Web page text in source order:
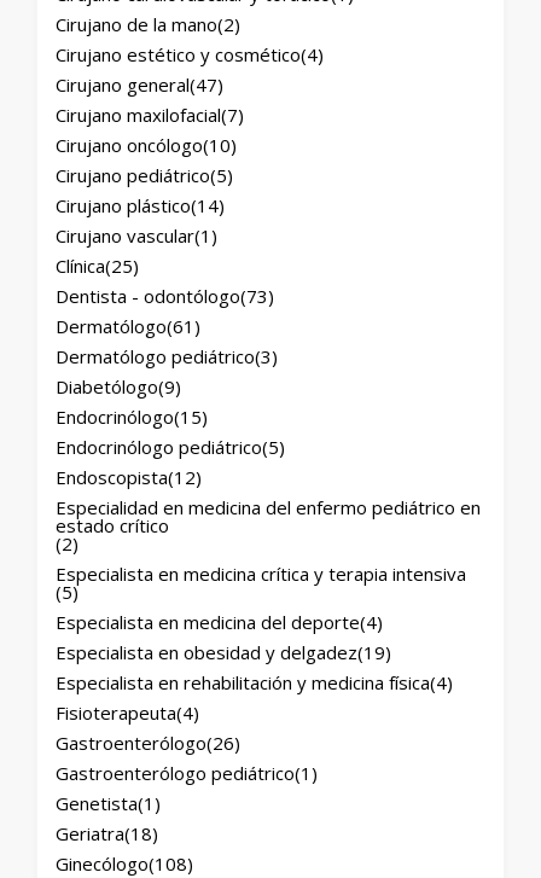
Cirujano de la mano(2)
Cirujano estético y cosmético(4)
Cirujano general(47)
Cirujano maxilofacial(7)
Cirujano oncólogo(10)
Cirujano pediátrico(5)
Cirujano plástico(14)
Cirujano vascular(1)
Clínica(25)
Dentista - odontólogo(73)
Dermatólogo(61)
Dermatólogo pediátrico(3)
Diabetólogo(9)
Endocrinólogo(15)
Endocrinólogo pediátrico(5)
Endoscopista(12)
Especialidad en medicina del enfermo pediátrico en
estado crítico
(2)
Especialista en medicina crítica y terapia intensiva
(5)
Especialista en medicina del deporte(4)
Especialista en obesidad y delgadez(19)
Especialista en rehabilitación y medicina física(4)
Fisioterapeuta(4)
Gastroenterólogo(26)
Gastroenterólogo pediátrico(1)
Genetista(1)
Geriatra(18)
Ginecólogo(108)